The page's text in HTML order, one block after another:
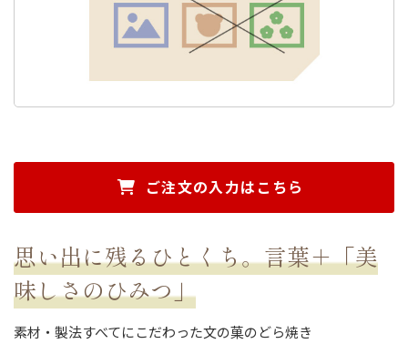
ご注文の入力はこちら
思い出に残るひとくち。言葉＋「美
味しさのひみつ」
素材・製法すべてにこだわった文の菓のどら焼き